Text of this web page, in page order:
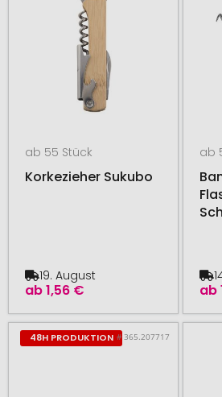
ab 55 Stück
Korkezieher Sukubo
ab1,56 €
19. August
ab
ab
48H PRODUKTION # 365.207717